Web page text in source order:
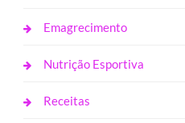
Emagrecimento
Nutrição Esportiva
Receitas